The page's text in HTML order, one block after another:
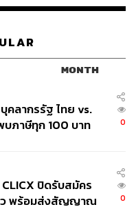
สปอร์ตมาแน่’
ะส่งผลให้เกิดอาชีพ
ที่สูงขึ้นเรื่อยๆ
MONTH
คลากรรัฐ ไทย vs.
บภาษีทุก 100 บาท
0
ปิดรับสมัคร
ว พร้อมส่งสัญญาณ
0